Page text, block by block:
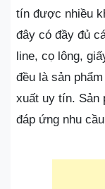
tín được nhiều
đây có đầy đủ
line, cọ lông,
đều là sản
xuất uy tín. Sản
đáp ứng nhu